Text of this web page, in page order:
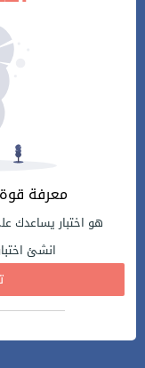
معرفة
هو اختبار يساعدك
انشئ